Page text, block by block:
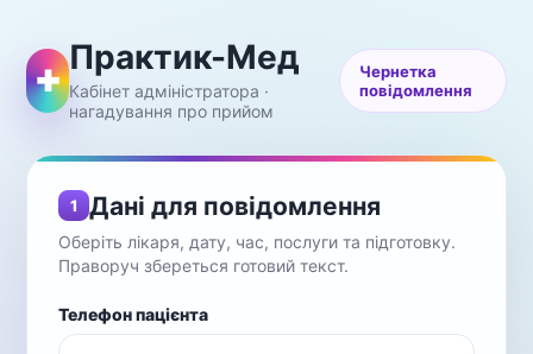
✚
Практик-Мед
Кабінет адміністратора ·
нагадування про прийом
Чернетка
повідомлення
1 Дані для повідомлення
Оберіть лікаря, дату, час, послуги та підготовку.
Праворуч збереться готовий текст.
Телефон пацієнта